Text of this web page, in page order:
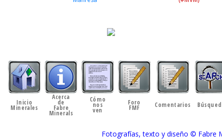
Inicio
Minerales
Acerca
de
Fabre
Minerals
Cómo
nos
ven
Foro
FMF Comentarios
Fotografías, texto y diseño © Fabre